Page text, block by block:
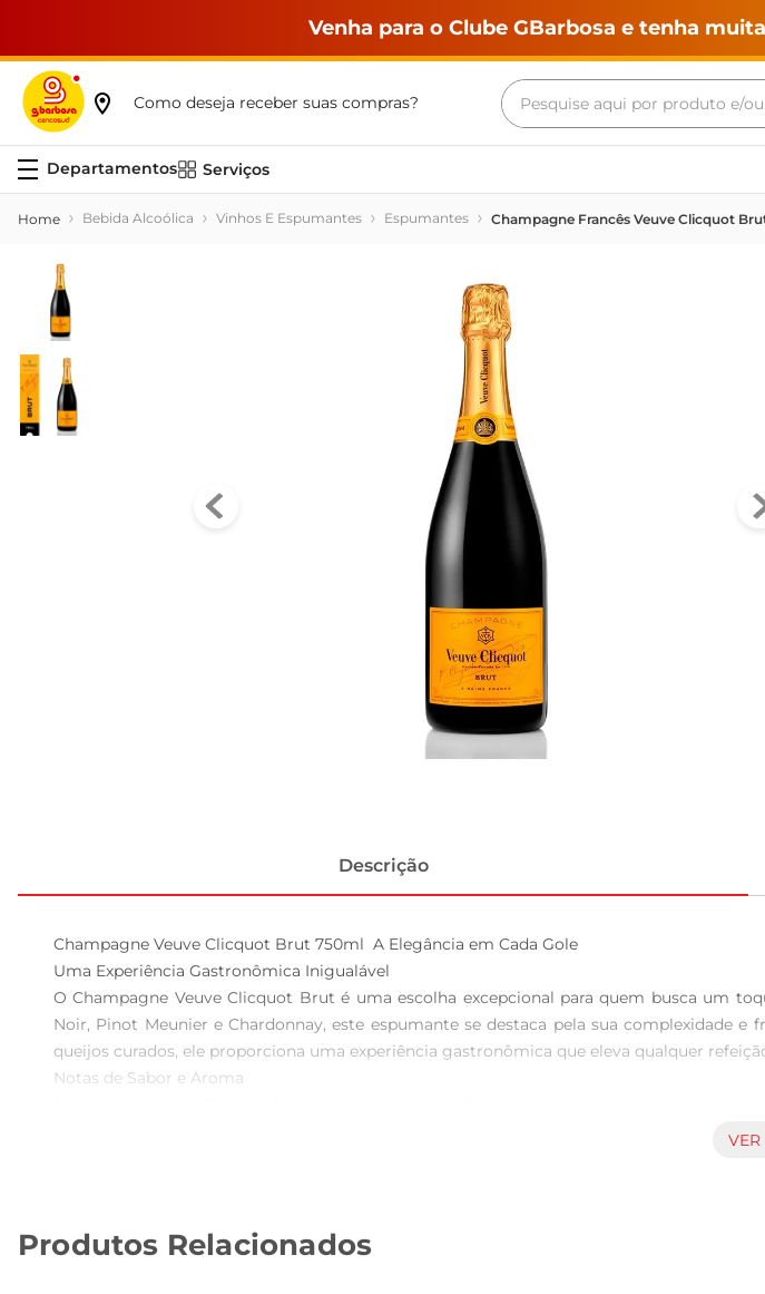
Venha para o Clube GBarbosa e tenha
Como deseja receber suas compras?
Pesquise aqui por produto e/
Serviços
Bebida Alcoólica Vinhos E Espumantes Espumantes Champagne Francês Veuve Clicquot
Descrição
Champagne Veuve Clicquot Brut 750ml  A Elegância em Cada Gole
Uma Experiência Gastronômica Inigualável
O Champagne Veuve Clicquot Brut é uma escolha excepcional para quem busca um
Noir, Pinot Meunier e Chardonnay, este espumante se destaca pela sua complexidade
queijos curados, ele proporciona uma experiência gastronômica que eleva qualquer
Notas de Sabor e Aroma
um equilíbrio perfeito entre frescor e profundidade. Seu aromaé igualmente cativante,
tornamno a escolha ideal para brindar momentos especiais. Seja em uma taça ou em um
VER
Produtos Relacionados
Termos mais buscados
maquina lavar